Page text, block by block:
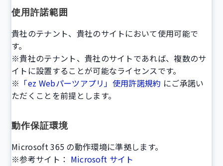
使用許諾範囲
貴社のテナント、貴社のサイトにおいて使用可能で
す。
※貴社のテナント、貴社のサイトであれば、複数のサ
イトに設置することが可能なライセンスです。
※ 「ez Webパーツアプリ」使用許諾規約 にご承諾い
ただくことを前提とします。
動作保証環境
Microsoft 365 の動作環境に準拠します。
※参考サイト： Microsoft サイト